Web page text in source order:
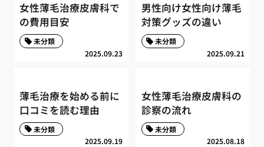
女性薄毛治療皮膚科で
の費用目安
2025.09.23
未分類
男性向け女性向け薄毛
対策グッズの違い
2025.09.21
未分類
薄毛治療を始める前に
口コミを読む理由
2025.09.19
未分類
女性薄毛治療皮膚科の
診察の流れ
2025.08.18
未分類